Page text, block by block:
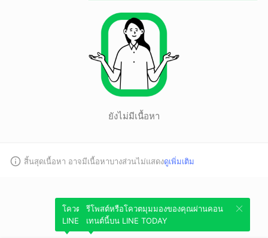
ยังไม่มีเนื้อหา
สิ้นสุดเนื้อหา อาจมีเนื้อหาบางส่วนไม่แสดงดูเพิ่มเติม
โควตมุมมองของคุณผ่านคอนเทนต์นี้บน
LINE TODAY
รีโพสต์หรือโควตมุมมองของคุณผ่านคอน
เทนต์นี้บน LINE TODAY